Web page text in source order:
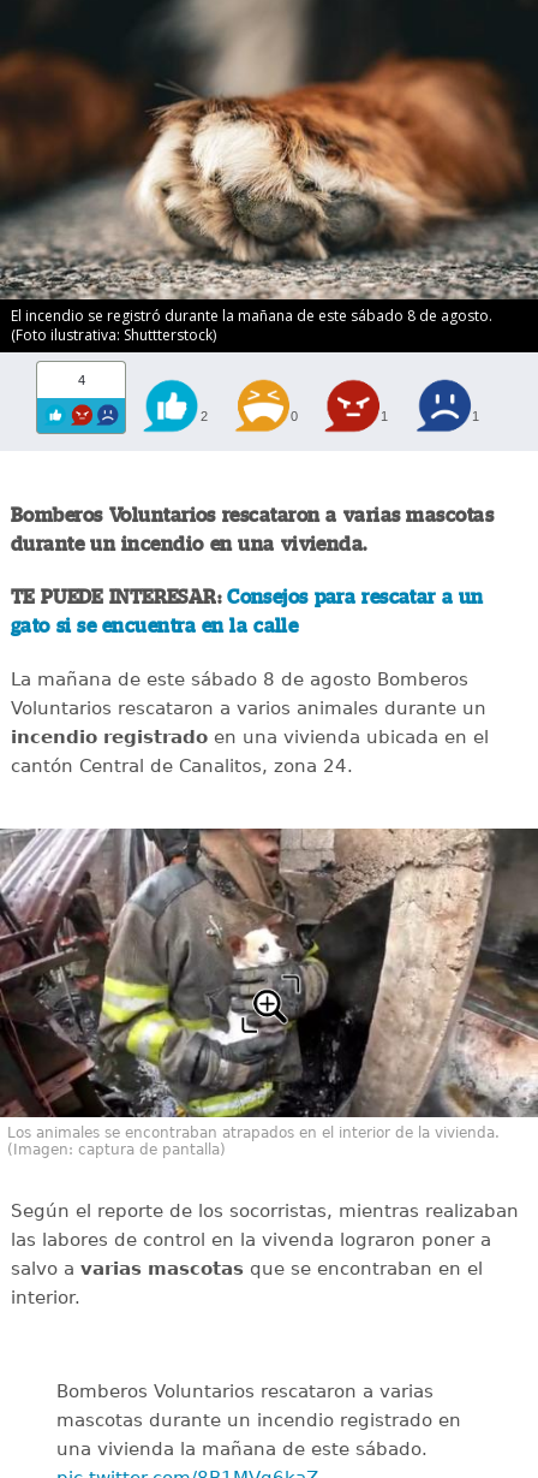
El incendio se registró durante la mañana de este sábado 8 de agosto.
(Foto ilustrativa: Shuttterstock)
4
2 0 1 1
Bomberos Voluntarios rescataron a varias mascotas
durante un incendio en una vivienda.
TE PUEDE INTERESAR:Consejos para rescatar a un
gato si se encuentra en la calle
La mañana de este sábado 8 de agosto Bomberos
Voluntarios rescataron a varios animales durante un
incendio registradoen una vivienda ubicada en el
cantón Central de Canalitos, zona 24.
Los animales se encontraban atrapados en el interior de la vivienda.
(Imagen: captura de pantalla)
Según el reporte de los socorristas, mientras realizaban
las labores de control en la vivenda lograron poner a
salvo a varias mascotasque se encontraban en el
interior.
Bomberos Voluntarios rescataron a varias
mascotas durante un incendio registrado en
una vivienda la mañana de este sábado.